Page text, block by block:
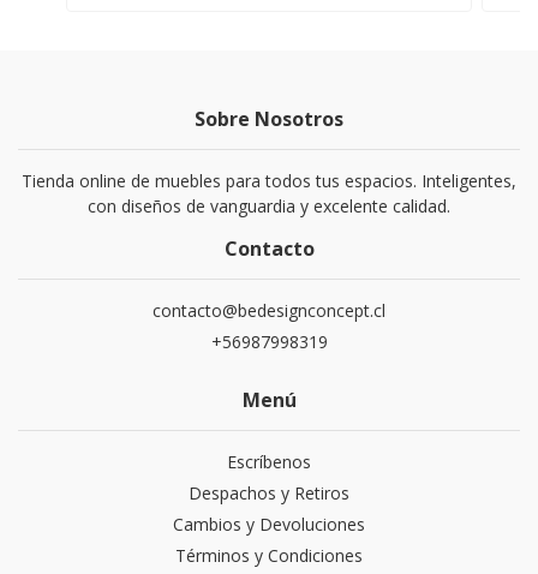
Sobre Nosotros
Tienda online de muebles para todos tus espacios. Inteligentes,
con diseños de vanguardia y excelente calidad.
Contacto
contacto@bedesignconcept.cl
+56987998319
Menú
Escríbenos
Despachos y Retiros
Cambios y Devoluciones
Términos y Condiciones